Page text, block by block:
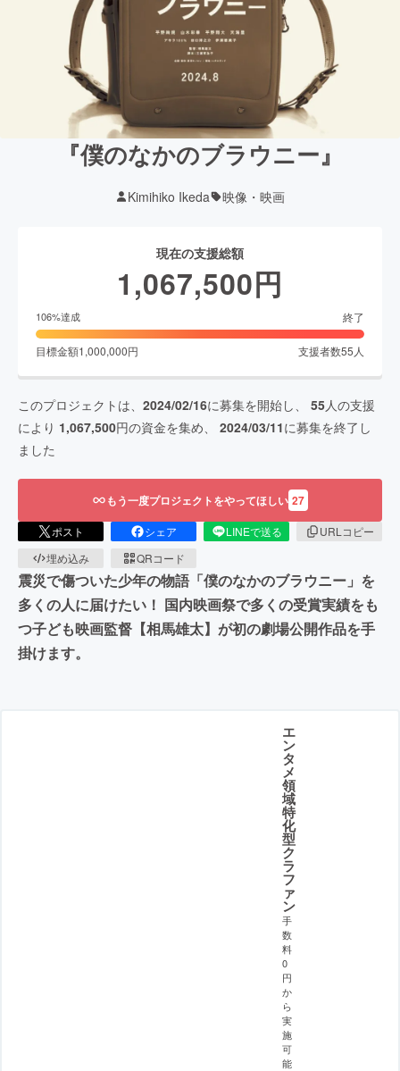
『僕のなかのブラウニー』
Kimihiko Ikeda 映像・映画
現在の支援総額
1,067,500円
106%達成 終了
目標金額1,000,000円 支援者数55 人
このプロジェクトは、 2024/02/16に募集を開始し、 55人の支援
により 1,067,500円の資金を集め、 2024/03/11に募集を終了し
ました
もう一度プロジェクトをやってほしい 27
ポスト シェア LINEで送る
URLコピー
埋め込み
QRコード
震災で傷ついた少年の物語「僕のなかのブラウニー」を
多くの人に届けたい！ 国内映画祭で多くの受賞実績をも
つ子ども映画監督【相馬雄太】が初の劇場公開作品を手
掛けます。
エ
ン
タ
メ
領
域
特
化
型
ク
ラ
フ
ァ
ン
手
数
料
0
円
か
ら
実
施
可
能